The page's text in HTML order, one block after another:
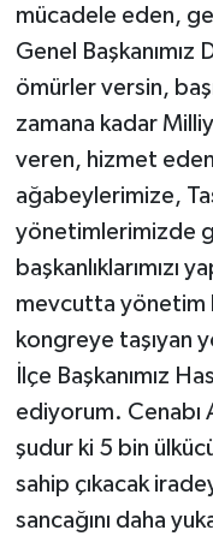
mücadele eden,
Genel Başkanımız
ömürler versin,
zamana kadar
veren, hizmet
ağabeylerimize,
yönetimlerimizde
başkanlıklarımızı
mevcutta yönetim
kongreye taşıyan
İlçe Başkanımız
ediyorum. Cenabı
şudur ki 5 bin
sahip çıkacak
sancağını daha